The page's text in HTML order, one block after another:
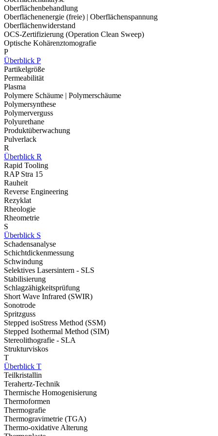
Oberflächenbehandlung
Oberflächenenergie (freie) | Oberflächenspannung
Oberflächenwiderstand
OCS-Zertifizierung (Operation Clean Sweep)
Optische Kohärenztomografie
P
Überblick P
Partikelgröße
Permeabilität
Plasma
Polymere Schäume | Polymerschäume
Polymersynthese
Polymerverguss
Polyurethane
Produktüberwachung
Pulverlack
R
Überblick R
Rapid Tooling
RAP Stra 15
Rauheit
Reverse Engineering
Rezyklat
Rheologie
Rheometrie
S
Überblick S
Schadensanalyse
Schichtdickenmessung
Schwindung
Selektives Lasersintern - SLS
Stabilisierung
Schlagzähigkeitsprüfung
Short Wave Infrared (SWIR)
Sonotrode
Spritzguss
Stepped isoStress Method (SSM)
Stepped Isothermal Method (SIM)
Stereolithografie - SLA
Strukturviskos
T
Überblick T
Teilkristallin
Terahertz-Technik
Thermische Homogenisierung
Thermoformen
Thermografie
Thermogravimetrie (TGA)
Thermo-oxidative Alterung